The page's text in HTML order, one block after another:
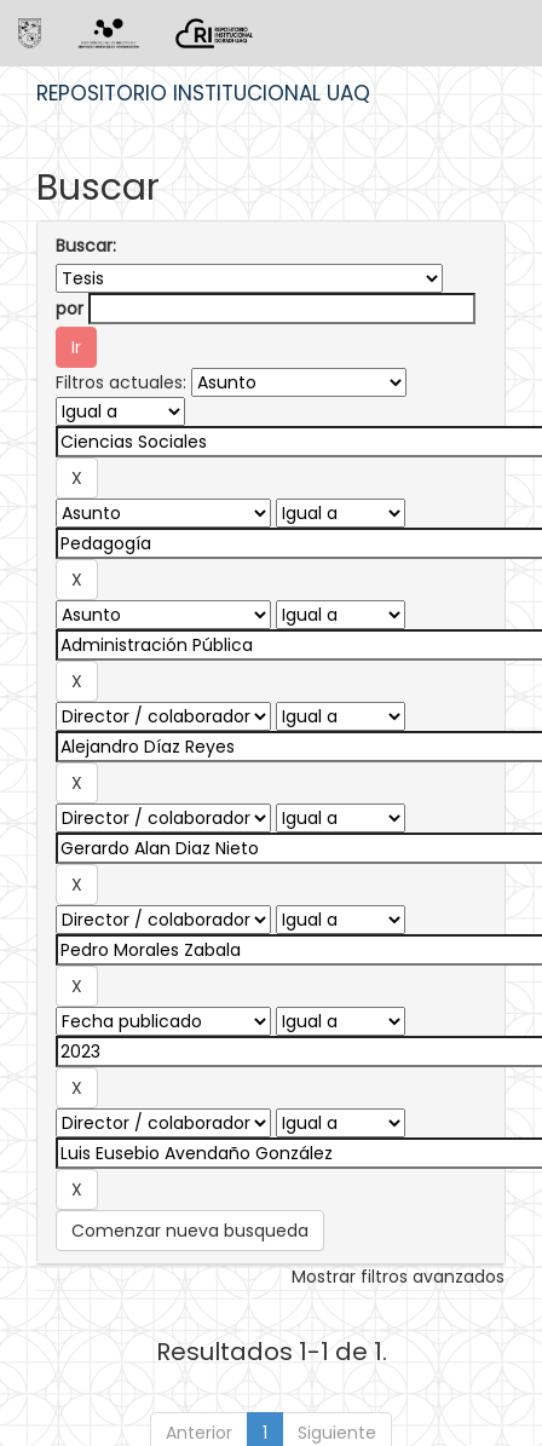
REPOSITORIO INSTITUCIONAL UAQ
Buscar
Buscar:
por
Filtros actuales:
Comenzar nueva busqueda
Mostrar filtros avanzados
Resultados 1-1 de 1.
Anterior 1 Siguiente